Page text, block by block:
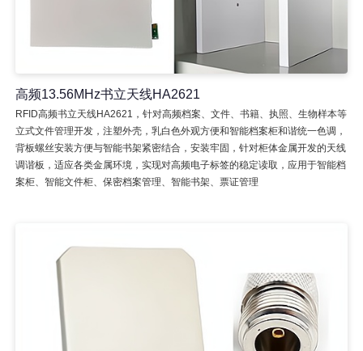
高频13.56MHz书立天线HA2621
RFID高频书立天线HA2621，针对高频档案、文件、书籍、执照、生物样本等
立式文件管理开发，注塑外壳，乳白色外观方便和智能档案柜和谐统一色调，
背板螺丝安装方便与智能书架紧密结合，安装牢固，针对柜体金属开发的天线
调谐板，适应各类金属环境，实现对高频电子标签的稳定读取，应用于智能档
案柜、智能文件柜、保密档案管理、智能书架、票证管理